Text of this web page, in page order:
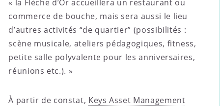
« la Flèche d’Or accueillera un restaurant ou
commerce de bouche, mais sera aussi le lieu
d’autres activités “de quartier” (possibilités :
scène musicale, ateliers pédagogiques, fitness,
petite salle polyvalente pour les anniversaires,
réunions etc.). »
À partir de constat, Keys Asset Management